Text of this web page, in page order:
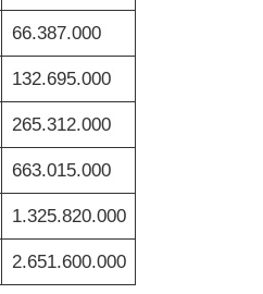
66.387.000
132.695.000
265.312.000
663.015.000
1.325.820.000
2.651.600.000